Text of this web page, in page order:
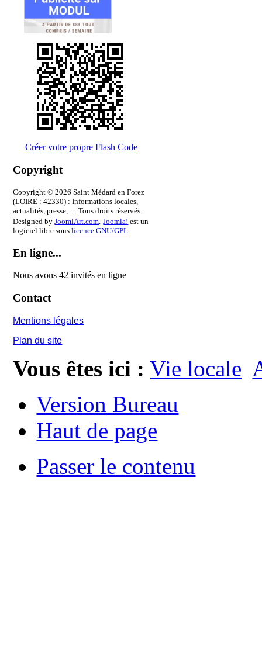
Créer votre propre Flash Code
Copyright
Copyright © 2026 Saint Médard en Forez
(LOIRE : 42330) : Informations locales,
actualités, presse, .... Tous droits réservés.
Designed byJoomlArt.com Joomla! est un
logiciel libre souslicence GNU/GPL.
En ligne...
Nous avons 42 invités en ligne
Contact
Mentions légales
Plan du site
Vous êtes ici : Vie locale
Version Bureau
Haut de page
Passer le contenu